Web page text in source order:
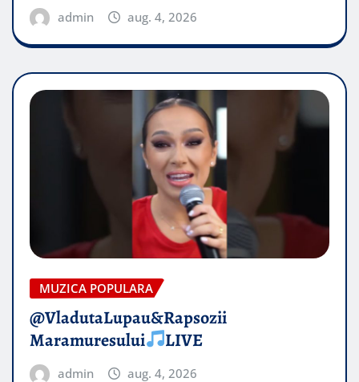
admin aug. 4, 2026
MUZICA POPULARA
@VladutaLupau&Rapsozii
Maramuresului
LIVE
admin aug. 4, 2026